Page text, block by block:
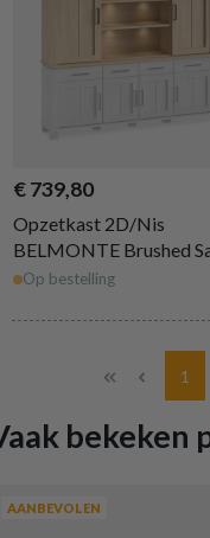
€ 739,80
Opzetkast 2D/Nis
BELMONTE Brushed
Oak B233
Op bestelling
1
bekeken
AANBEVOLEN